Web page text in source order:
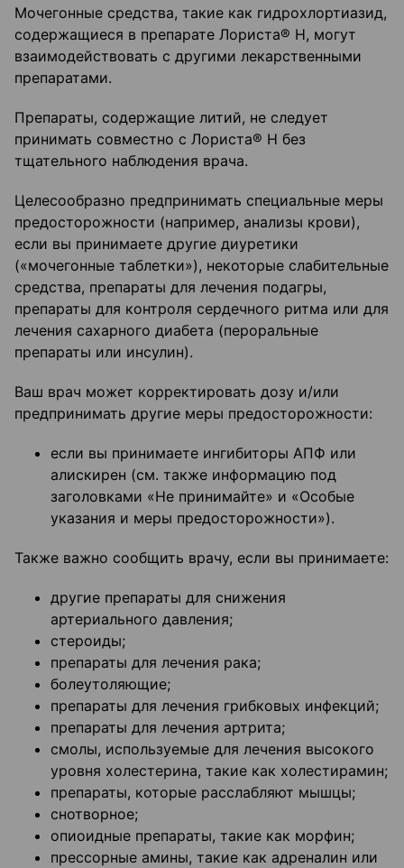
Мочегонные средства, такие как гидрохлортиазид,
содержащиеся в препарате Лориста® Н, могут
взаимодействовать с другими лекарственными
препаратами.
Препараты, содержащие литий, не следует
принимать совместно с Лориста® Н без
тщательного наблюдения врача.
Целесообразно предпринимать специальные меры
предосторожности (например, анализы крови),
если вы принимаете другие диуретики
(«мочегонные таблетки»), некоторые слабительные
средства, препараты для лечения подагры,
препараты для контроля сердечного ритма или для
лечения сахарного диабета (пероральные
препараты или инсулин).
Ваш врач может корректировать дозу и/или
предпринимать другие меры предосторожности:
если вы принимаете ингибиторы АПФ или
алискирен (см. также информацию под
заголовками «Не принимайте» и «Особые
указания и меры предосторожности»).
Также важно сообщить врачу, если вы принимаете:
другие препараты для снижения
артериального давления;
стероиды;
препараты для лечения рака;
болеутоляющие;
препараты для лечения грибковых инфекций;
препараты для лечения артрита;
смолы, используемые для лечения высокого
уровня холестерина, такие как холестирамин;
препараты, которые расслабляют мышцы;
снотворное;
опиоидные препараты, такие как морфин;
прессорные амины, такие как адреналин или